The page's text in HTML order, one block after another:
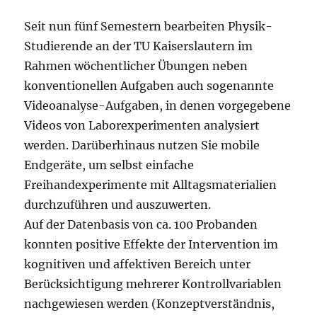
Seit nun fünf Semestern bearbeiten Physik-
Studierende an der TU Kaiserslautern im
Rahmen wöchentlicher Übungen neben
konventionellen Aufgaben auch sogenannte
Videoanalyse-Aufgaben, in denen vorgegebene
Videos von Laborexperimenten analysiert
werden. Darüberhinaus nutzen Sie mobile
Endgeräte, um selbst einfache
Freihandexperimente mit Alltagsmaterialien
durchzuführen und auszuwerten.
Auf der Datenbasis von ca. 100 Probanden
konnten positive Effekte der Intervention im
kognitiven und affektiven Bereich unter
Berücksichtigung mehrerer Kontrollvariablen
nachgewiesen werden (Konzeptverständnis,